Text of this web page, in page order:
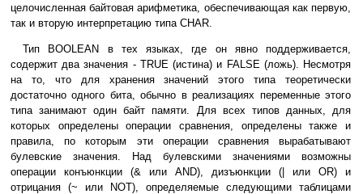
целочисленная байтовая арифметика, обеспечивающая как первую,
так и вторую интерпретацию типа CHAR.
Тип BOOLEAN в тех языках, где он явно поддерживается,
содержит два значения - TRUE (истина) и FALSE (ложь). Несмотря
на то, что для хранения значений этого типа теоретически
достаточно одного бита, обычно в реализациях переменные этого
типа занимают один байт памяти. Для всех типов данных, для
которых определены операции сравнения, определены также и
правила, по которым эти операции сравнения вырабатывают
булевские значения. Над булевскими значениями возможны
операции конъюнкции (& или AND), дизъюнкции (| или OR) и
отрицания (~ или NOT), определяемые следующими таблицами